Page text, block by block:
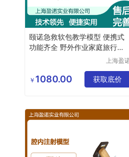
颐诺急救软包教学模型 便携式
功能齐全 野外作业家庭旅行必
上海盈
公司
￥ 1080.00 获取底价